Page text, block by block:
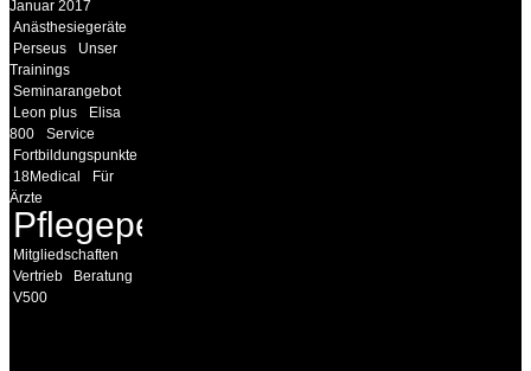
Januar 2017
Anästhesiegeräte
Perseus
Unser
Trainings
Seminarangebot
Leon plus
Elisa
800
Service
Fortbildungspunkte
18Medical
Für
Ärzte
Pflegepersonal
Mitgliedschaften
Vertrieb
Beratung
V500